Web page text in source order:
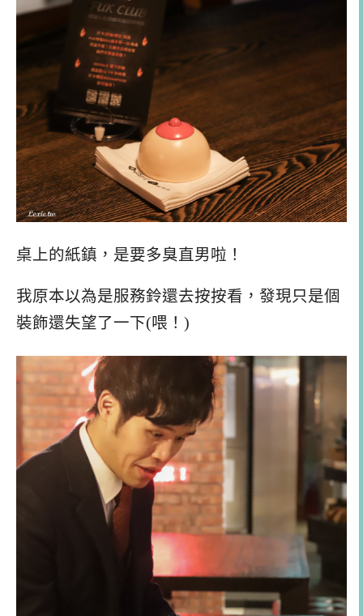
桌上的紙鎮，是要多臭直男啦！
我原本以為是服務鈴還去按按看，發現只是個
裝飾還失望了一下(喂！)